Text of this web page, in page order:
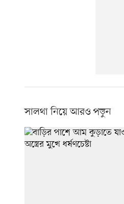
সালথা নিয়ে আরও পড়ুন